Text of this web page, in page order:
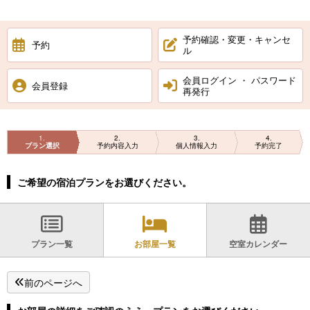
予約
予約確認・変更・キャンセ
ル
会員登録
会員ログイン ・ パスワード
再発行
1
プラン選択
2
予約内容入力
3
個人情報入力
4
予約完了
ご希望の宿泊プランをお選びください。
プラン一覧 お部屋一覧 空室カレンダー
前のページへ